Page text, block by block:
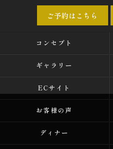
ご予約はこちら
コンセプト
ギャラリー
ECサイト
お客様の声
ディナー